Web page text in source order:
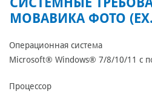
МОВАВИКА ФОТО (EX.
Операционная система
Microsoft® Windows® 7/8/10/11 с
Процессор